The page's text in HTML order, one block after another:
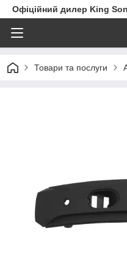
Офіційний дилер King
Товари та послуги